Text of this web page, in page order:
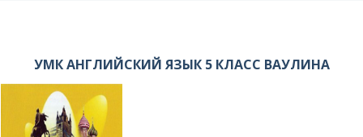
УМК АНГЛИЙСКИЙ ЯЗЫК 5 КЛАСС ВАУЛИНА